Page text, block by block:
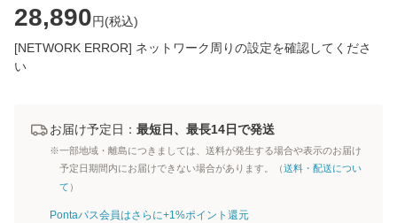
28,890円(税込)
[NETWORK ERROR] ネットワーク周りの設定を確認してくださ
い
お届け予定日： 最短日、最長14日で発送
※一部地域・離島につきましては、送料が発生する場合や表示のお届け
予定日期間内にお届けできない場合があります。（送料・配送につい
て ）
Pontaパス会員はさらに+1%ポイント還元